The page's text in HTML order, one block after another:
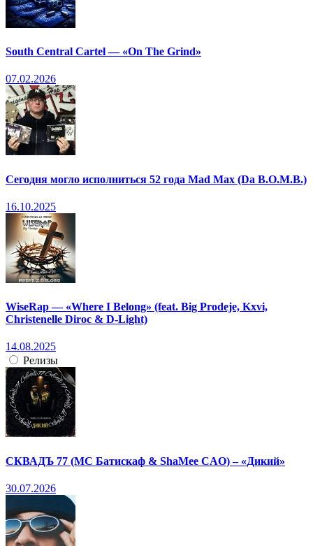
South Central Cartel — «On The Grind»
07.02.2026
Сегодня могло исполниться 52 года Mad Max (Da B.O.M.B.)
16.10.2025
WiseRap — «Where I Belong» (feat. Big Prodeje, Kxvi,
Christenelle Diroc & D-Light)
14.08.2025
Релизы
СКВАДЪ 77 (МС Батискаф & ShaMee CAO) – «Дикий»
30.07.2026